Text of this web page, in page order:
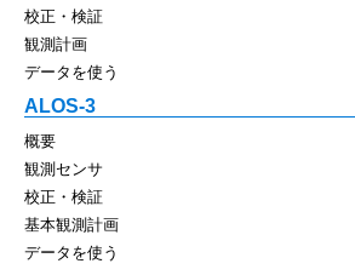
校正・検証
観測計画
データを使う
ALOS-3
概要
観測センサ
校正・検証
基本観測計画
データを使う